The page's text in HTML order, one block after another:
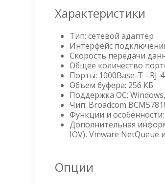
Характеристики
Тип: сетевой адаптер
Интерфейс
Скорость передачи
Общее количество
Порты: 1000Base-T - RJ-
Объем буфера: 256 КБ
Поддержка ОС:
Чип: Broadcom
Функции и
Дополнительная
IOV), Vmware NetQueue
Опции